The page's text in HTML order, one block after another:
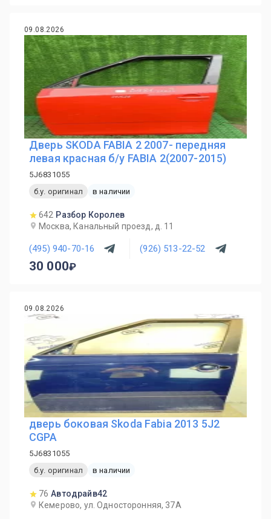
09.08.2026
Дверь SKODA FABIA 2 2007- передняя
левая красная б/у FABIA 2(2007-2015)
5J6831055
б.у. оригинал
в наличии
642 Разбор Королев
Москва, Канальный проезд, д. 11
(495) 940-70-16 (926) 513-22-52
30 000
09.08.2026
дверь боковая Skoda Fabia 2013 5J2
CGPA
5J6831055
б.у. оригинал
в наличии
76 Автодрайв42
Кемерово, ул. Односторонняя, 37А